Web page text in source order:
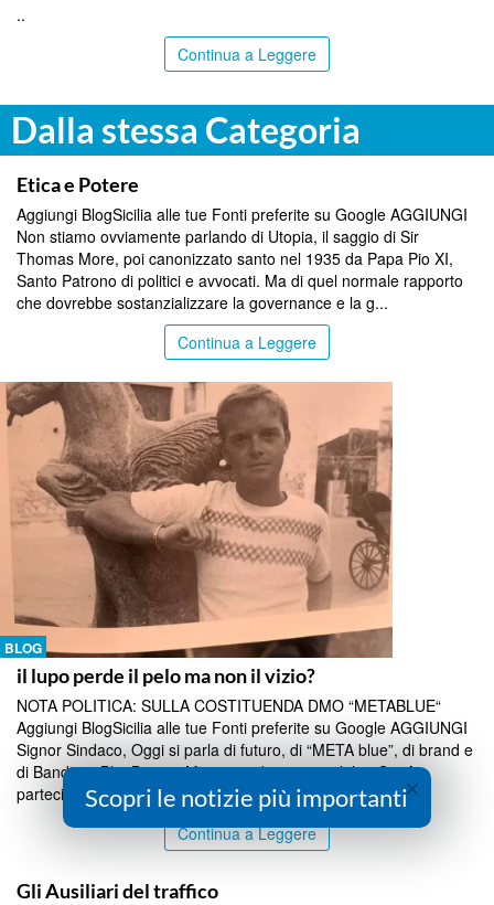
..
Continua a Leggere
Dalla stessa Categoria
BLOG
Etica e Potere
Aggiungi BlogSicilia alle tue Fonti preferite su Google AGGIUNGI
Non stiamo ovviamente parlando di Utopia, il saggio di Sir
Thomas More, poi canonizzato santo nel 1935 da Papa Pio XI,
Santo Patrono di politici e avvocati. Ma di quel normale rapporto
che dovrebbe sostanzializzare la governance e la g...
Continua a Leggere
BLOG
il lupo perde il pelo ma non il vizio?
NOTA POLITICA: SULLA COSTITUENDA DMO “METABLUE“
Aggiungi BlogSicilia alle tue Fonti preferite su Google AGGIUNGI
Signor Sindaco, Oggi si parla di futuro, di “META blue”, di brand e
di Bandiere Blu. Bene. Ma prima di creare un’altra S.p.A.
partecipata guardiamo a...
Continua a Leggere
Gli Ausiliari del traffico
×
Scopri le notizie più importanti